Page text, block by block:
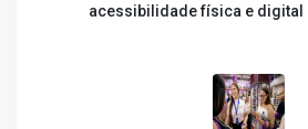
acessibilidade física e digital